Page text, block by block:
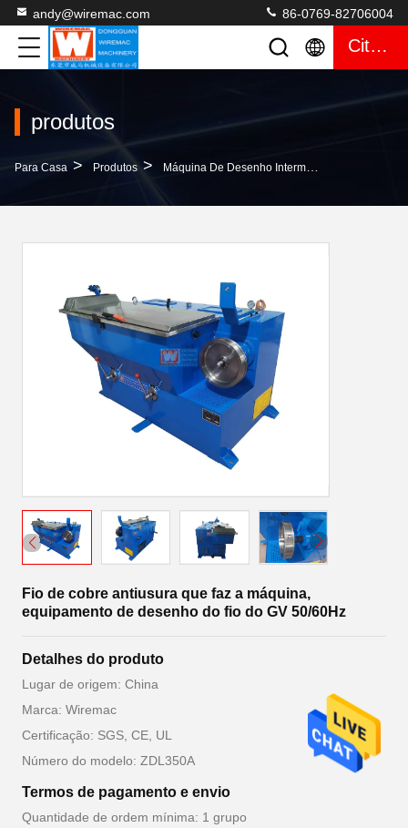
andy@wiremac.com 86-0769-82706004
Citações
produtos
Para Casa > Produtos > Máquina De Desenho Intermediária Do Fio
Fio de cobre antiusura que faz a máquina,
equipamento de desenho do fio do GV 50/60Hz
Detalhes do produto
Lugar de origem: China
Marca: Wiremac
Certificação: SGS, CE, UL
Número do modelo: ZDL350A
Termos de pagamento e envio
Quantidade de ordem mínima: 1 grupo